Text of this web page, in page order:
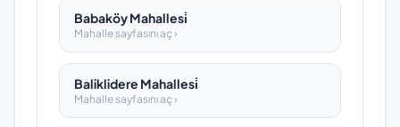
Babaköy Mahallesi̇
Mahalle sayfasını aç ›
Baliklidere Mahallesi̇
Mahalle sayfasını aç ›